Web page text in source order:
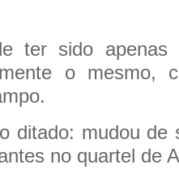
ter sido
o mesmo,
ditado: mudou de
no quartel de